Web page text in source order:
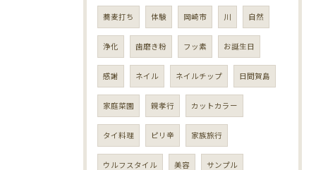
蕎麦打ち 体験 岡崎市 川 自然
浄化 歯磨き粉 フッ素 お誕生日
感謝 ネイル ネイルチップ 日間賀島
家庭菜園 親孝行 カットカラー
タイ料理 ピリ辛 家族旅行
ウルフスタイル 美容 サンプル